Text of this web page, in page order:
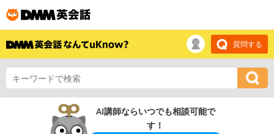
質問する
AI講師ならいつでも相談可能で
す！